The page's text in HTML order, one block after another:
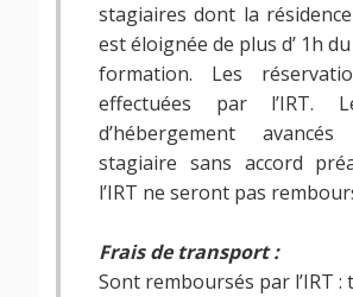
stagiaires dont la
est éloignée de plus d’ 1h
formation. Les
effectuées par l’IRT.
d’hébergement
stagiaire sans accord
l’IRT ne seront pas
Frais de transport :
Sont remboursés par l’IRT